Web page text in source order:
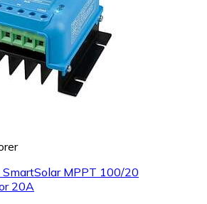
MPPT 100/20
20A